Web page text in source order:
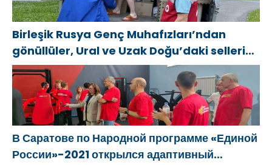
Birleşik Rusya Genç Muhafızları’ndan
gönüllüler, Ural ve Uzak Doğu’daki sellerin
sonuçlarını ortadan kaldırmaya yardımcı
oluyor
В Саратове по Народной программе «Единой
России»-2021 открылся адаптивный